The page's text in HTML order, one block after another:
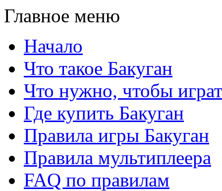
Главное меню
Начало
Что такое Бакуган
Что нужно, чтобы
Где купить Бакуган
Правила игры Бакуган
Правила мультиплеера
FAQ по правилам